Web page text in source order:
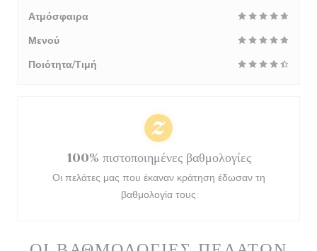
Ατμόσφαιρα
Μενού
Ποιότητα/Τιμή
100% πιστοποιημένες βαθμολογίες
Οι πελάτες μας που έκαναν κράτηση έδωσαν τη
βαθμολογία τους